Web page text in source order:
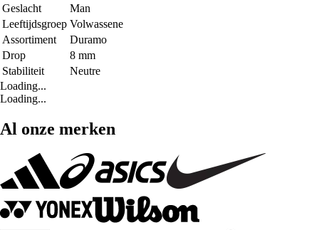
Geslacht
Man
Leeftijdsgroep Volwassene
Assortiment
Duramo
Drop
8 mm
Stabiliteit
Neutre
Loading...
Loading...
Al onze merken